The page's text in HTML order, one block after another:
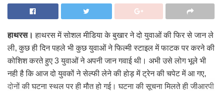
हाथरस।हाथरस में सोशल मीडिया के बुखार ने दो युवाओं की फिर से जान ले
ली, कुछ ही दिन पहले भी कुछ युवाओं ने फिल्मी स्टाइल में फाटक पर करने की
कोशिश करते हुए 3 युवाओं ने अपनी जान गवाई थी। अभी उसे लोग भूले भी
नही है कि आज दो युवकों ने सेल्फी लेने की होड़ में ट्रेन की चपेट में आ गए,
दोनों की घटना स्थल पर ही मौत हो गई। घटना की सूचना मिलते ही जीआरपी